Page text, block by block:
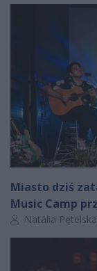
Miasto dziś
Music Camp
Autor artykułu:
Natalia Pętelska